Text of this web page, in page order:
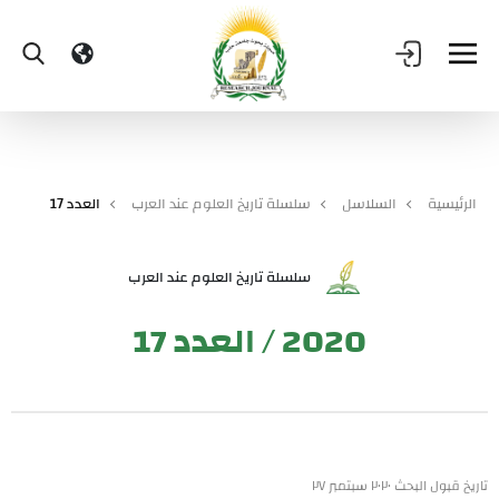
الرئيسية السلاسل سلسلة تاريخ العلوم عند العرب العدد 17
سلسلة تاريخ العلوم عند العرب
2020 / العدد 17
تاريخ قبول البحث ٢٠٢٠ سبتمبر ٢٧